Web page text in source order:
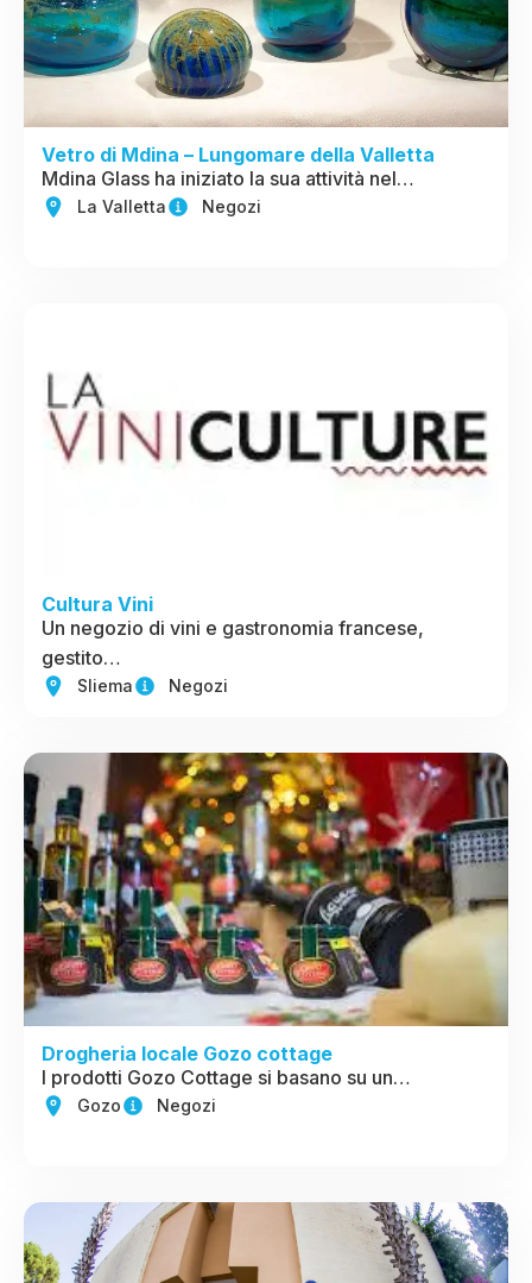
Vetro di Mdina – Lungomare della Valletta
Mdina Glass ha iniziato la sua attività nel…
La Valletta Negozi
Cultura Vini
Un negozio di vini e gastronomia francese,
gestito…
Sliema Negozi
Drogheria locale Gozo cottage
I prodotti Gozo Cottage si basano su un…
Gozo Negozi